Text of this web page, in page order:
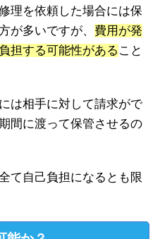
理を依頼した場合には保
が多いですが、 費用が発
担する可能性がある こと
は相手に対して請求がで
間に渡って保管させるの
て自己負担になるとも限